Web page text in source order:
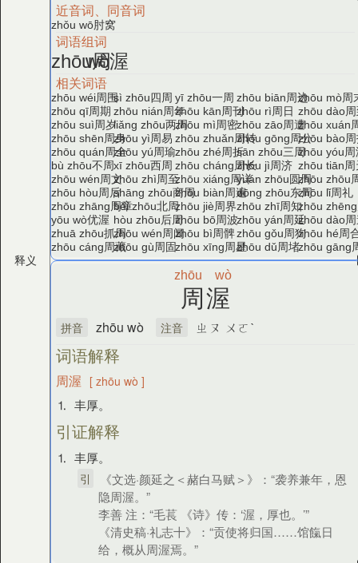
释义
近音词、同音词
zhǒu wō肘窝
词语组词
zhōu周
wò渥
相关词语
zhōu wéi周围sì zhōu四周 yī zhōu一周 zhōu biān周边zhōu mò周
zhōu qī周期 zhōu nián周年zhōu kān周刊zhōu rì周日 zhōu dào
zhōu suì周岁liǎng zhōu两周
zhōu mì周密zhōu zāo周遭zhōu xuán
zhōu shēn周身
zhōu yì周易 zhōu zhuǎn周转
zhōu gōng周公
zhōu bào
zhōu quán周全
zhōu yú周瑜zhōu zhé周折sān zhōu三周zhōu yóu
bù zhōu不周xī zhōu西周 zhōu cháng周长
zhōu jì周济 zhōu tiān
zhōu wén周文zhōu zhì周至zhōu xiáng周详
yuán zhōu圆周
zhōu zhōu
zhōu hòu周后shāng zhōu商周
zhōu biàn周遍dōng zhōu东周
zhōu lǐ周礼
zhōu zhāng周章
běi zhōu北周zhōu jiè周界zhōu zhī周知zhōu zhēng
yōu wò优渥 hòu zhōu后周zhōu bō周波zhōu yán周延zhōu dào
zhuā zhōu抓周
zhōu wén周闻zhōu bì周髀zhōu gǒu周狗zhōu hé周
zhōu cáng周藏
zhōu gù周固zhōu xīng周星zhōu dǔ周堵zhōu gāng
zhōu wò
周渥
拼音 zhōu wò 注音 ㄓㄡ ㄨㄛˋ
词语解释
周渥 [ zhōu wò ]
⒈ 丰厚。
引证解释
⒈ 丰厚。
引
《文选·颜延之＜赭白马赋＞》：“袭养兼年，恩
隐周渥。”
李善 注：“毛萇 《诗》传：‘渥，厚也。’”
《清史稿·礼志十》：“贡使将归国……馆餼日
给，概从周渥焉。”